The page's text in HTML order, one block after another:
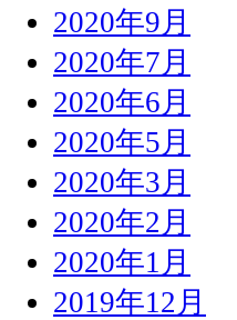
2020年9月
2020年7月
2020年6月
2020年5月
2020年3月
2020年2月
2020年1月
2019年12月